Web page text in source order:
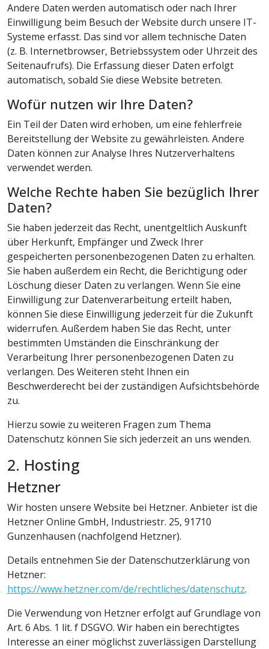
Andere Daten werden automatisch oder nach Ihrer
Einwilligung beim Besuch der Website durch unsere IT-
Systeme erfasst. Das sind vor allem technische Daten
(z. B. Internetbrowser, Betriebssystem oder Uhrzeit des
Seitenaufrufs). Die Erfassung dieser Daten erfolgt
automatisch, sobald Sie diese Website betreten.
Wofür nutzen wir Ihre Daten?
Ein Teil der Daten wird erhoben, um eine fehlerfreie
Bereitstellung der Website zu gewährleisten. Andere
Daten können zur Analyse Ihres Nutzerverhaltens
verwendet werden.
Welche Rechte haben Sie bezüglich Ihrer
Daten?
Sie haben jederzeit das Recht, unentgeltlich Auskunft
über Herkunft, Empfänger und Zweck Ihrer
gespeicherten personenbezogenen Daten zu erhalten.
Sie haben außerdem ein Recht, die Berichtigung oder
Löschung dieser Daten zu verlangen. Wenn Sie eine
Einwilligung zur Datenverarbeitung erteilt haben,
können Sie diese Einwilligung jederzeit für die Zukunft
widerrufen. Außerdem haben Sie das Recht, unter
bestimmten Umständen die Einschränkung der
Verarbeitung Ihrer personenbezogenen Daten zu
verlangen. Des Weiteren steht Ihnen ein
Beschwerderecht bei der zuständigen Aufsichtsbehörde
zu.
Hierzu sowie zu weiteren Fragen zum Thema
Datenschutz können Sie sich jederzeit an uns wenden.
2. Hosting
Hetzner
Wir hosten unsere Website bei Hetzner. Anbieter ist die
Hetzner Online GmbH, Industriestr. 25, 91710
Gunzenhausen (nachfolgend Hetzner).
Details entnehmen Sie der Datenschutzerklärung von
Hetzner:
https://www.hetzner.com/de/rechtliches/datenschutz.
Die Verwendung von Hetzner erfolgt auf Grundlage von
Art. 6 Abs. 1 lit. f DSGVO. Wir haben ein berechtigtes
Interesse an einer möglichst zuverlässigen Darstellung